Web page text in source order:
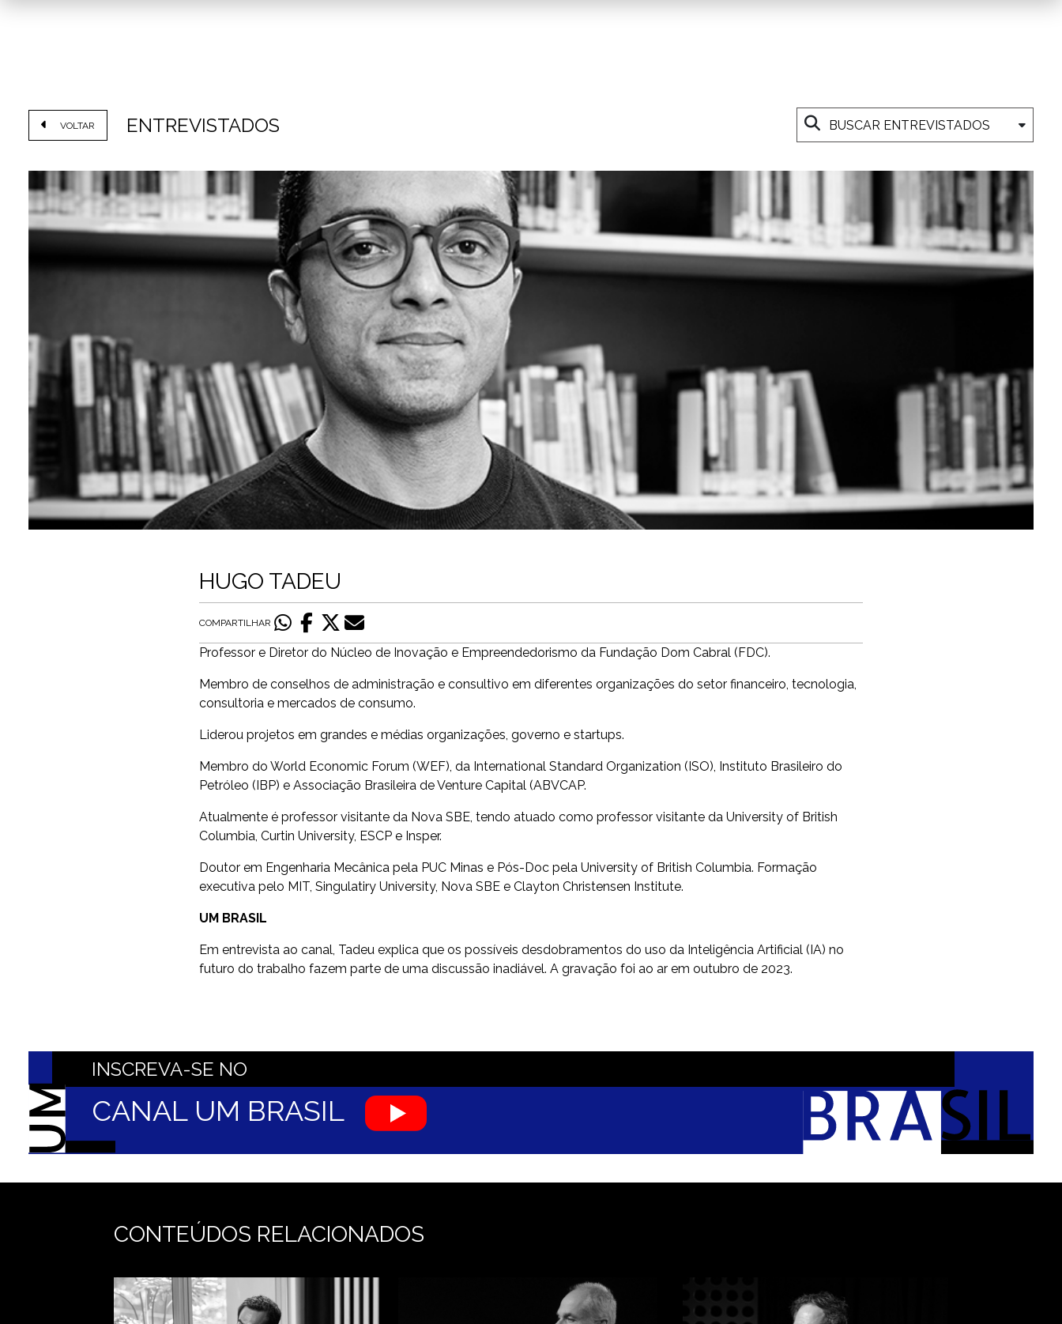
VOLTAR ENTREVISTADOS
HUGO TADEU
COMPARTILHAR
Professor e Diretor do Núcleo de Inovação e Empreendedorismo da Fundação Dom Cabral (FDC).
Membro de conselhos de administração e consultivo em diferentes organizações do setor financeiro, tecnologia,
consultoria e mercados de consumo.
Liderou projetos em grandes e médias organizações, governo e startups.
Membro do World Economic Forum (WEF), da International Standard Organization (ISO), Instituto Brasileiro do
Petróleo (IBP) e Associação Brasileira de Venture Capital (ABVCAP.
Atualmente é professor visitante da Nova SBE, tendo atuado como professor visitante da University of British
Columbia, Curtin University, ESCP e Insper.
Doutor em Engenharia Mecânica pela PUC Minas e Pós-Doc pela University of British Columbia. Formação
executiva pelo MIT, Singulatiry University, Nova SBE e Clayton Christensen Institute.
UM BRASIL
Em entrevista ao canal, Tadeu explica que os possíveis desdobramentos do uso da Inteligência Artificial (IA) no
futuro do trabalho fazem parte de uma discussão inadiável. A gravação foi ao ar em outubro de 2023.
INSCREVA-SE NO
CANAL UM BRASIL
CONTEÚDOS RELACIONADOS